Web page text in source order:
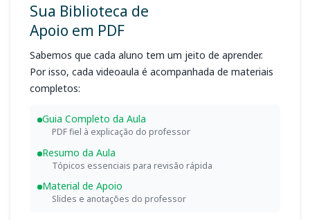
Sua Biblioteca de
Apoio em PDF
Sabemos que cada aluno tem um jeito de aprender.
Por isso, cada videoaula é acompanhada de materiais
completos:
Guia Completo da Aula
PDF fiel à explicação do professor
Resumo da Aula
Tópicos essenciais para revisão rápida
Material de Apoio
Slides e anotações do professor